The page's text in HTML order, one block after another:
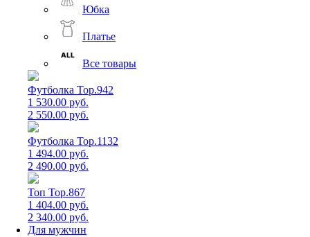
Юбка
Платье
Все товары
Футболка Top.942
1 530.00 руб.
2 550.00 руб.
Футболка Top.1132
1 494.00 руб.
2 490.00 руб.
Топ Top.867
1 404.00 руб.
2 340.00 руб.
Для мужчин